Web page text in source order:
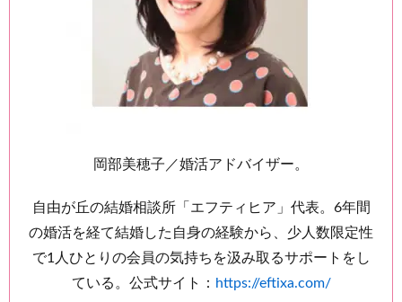
岡部美穂子／婚活アドバイザー。
自由が丘の結婚相談所「エフティヒア」代表。6年間
の婚活を経て結婚した自身の経験から、少人数限定性
で1人ひとりの会員の気持ちを汲み取るサポートをし
ている。公式サイト： https://eftixa.com/